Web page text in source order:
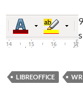
s
LIBREOFFICE